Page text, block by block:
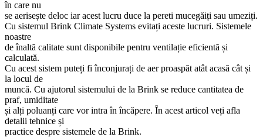
în care nu
se aerisește deloc iar acest lucru duce la pereti mucegăiți sau umeziți.
Cu sistemul Brink Climate Systems evitați aceste lucruri. Sistemele
noastre
de înaltă calitate sunt disponibile pentru ventilație eficientă și
calculată.
Cu acest sistem puteți fi înconjurați de aer proaspăt atât acasă cât și
la locul de
muncă. Cu ajutorul sistemului de la Brink se reduce cantitatea de
praf, umiditate
și alți poluanți care vor intra în încăpere. În acest articol veți afla
detalii tehnice și
practice despre sistemele de la Brink.